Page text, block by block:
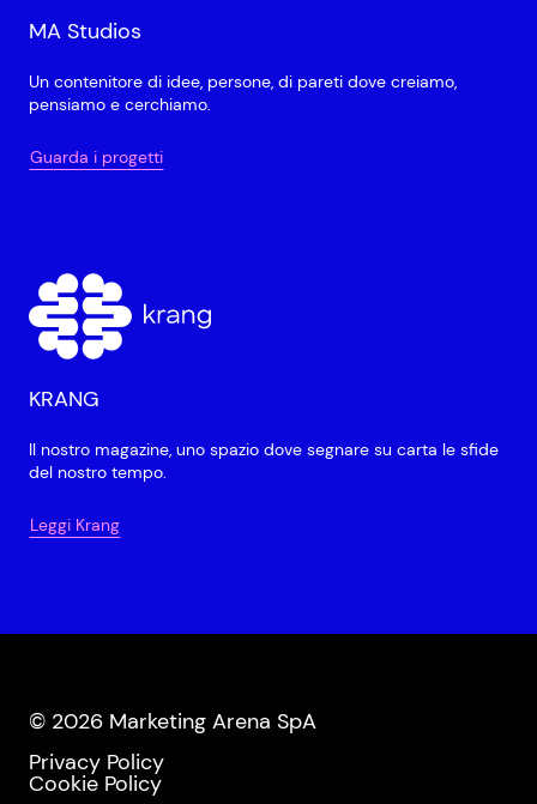
MA Studios
Un contenitore di idee, persone, di pareti dove creiamo,
pensiamo e cerchiamo.
Guarda i progetti
KRANG
Il nostro magazine, uno spazio dove segnare su carta le sfide
del nostro tempo.
Leggi Krang
© 2026 Marketing Arena SpA
Privacy Policy
Cookie Policy